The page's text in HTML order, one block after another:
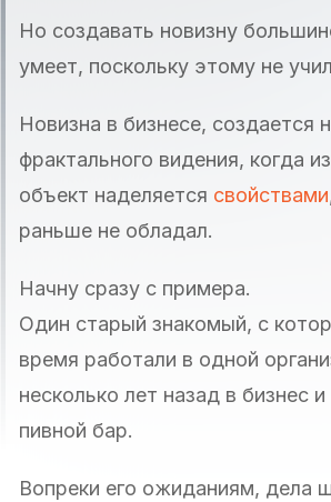
Но создавать новизну
умеет, поскольку этому не
Новизна в бизнесе, создается
фрактального видения, когда
объект наделяется свойствами
раньше не обладал.
Начну сразу с примера.
Один старый знакомый, с
время работали в одной
несколько лет назад в бизнес
пивной бар.
Вопреки его ожиданиям, дела